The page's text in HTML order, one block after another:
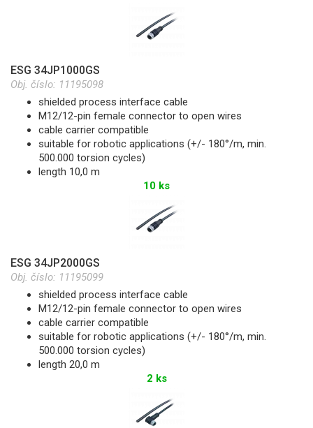
ESG 34JP1000GS
Obj. číslo: 11195098
shielded process interface cable
M12/12-pin female connector to open wires
cable carrier compatible
suitable for robotic applications (+/- 180°/m, min.
500.000 torsion cycles)
length 10,0 m
10 ks
ESG 34JP2000GS
Obj. číslo: 11195099
shielded process interface cable
M12/12-pin female connector to open wires
cable carrier compatible
suitable for robotic applications (+/- 180°/m, min.
500.000 torsion cycles)
length 20,0 m
2 ks